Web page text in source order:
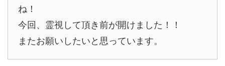
ね！
今回、霊視して頂き前が開けました！！
またお願いしたいと思っています。